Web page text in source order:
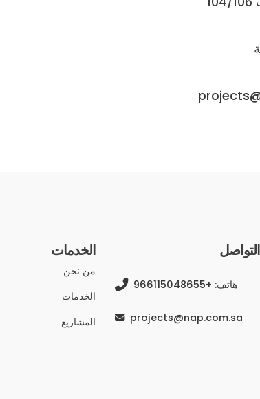
هاتف: +966115048655
projects@nap.com.sa
الخدمات
من نحن
الخدمات
المشاريع